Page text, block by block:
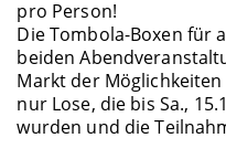
pro Person!
Die Tombola-Boxen für
beiden
Markt der
nur Lose, die bis Sa.,
wurden und die